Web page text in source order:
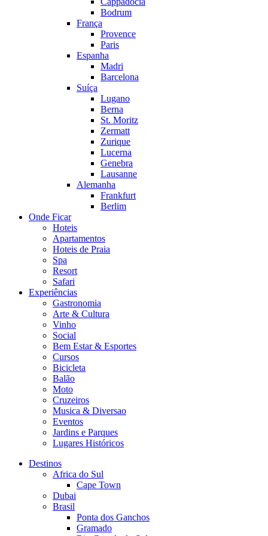
Bodrum
França
Provence
Paris
Espanha
Madri
Barcelona
Suíça
Lugano
Berna
St. Moritz
Zermatt
Zurique
Lucerna
Genebra
Lausanne
Alemanha
Frankfurt
Berlim
Onde Ficar
Hoteis
Apartamentos
Hoteis de Praia
Spa
Resort
Safari
Experiências
Gastronomia
Arte & Cultura
Vinho
Social
Bem Estar & Esportes
Cursos
Bicicleta
Balão
Moto
Cruzeiros
Musica & Diversao
Eventos
Jardins e Parques
Lugares Históricos
Destinos
Africa do Sul
Cape Town
Dubai
Brasil
Ponta dos Ganchos
Gramado